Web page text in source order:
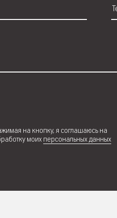
на кнопку, я соглашаюсь на
моих персональных данных